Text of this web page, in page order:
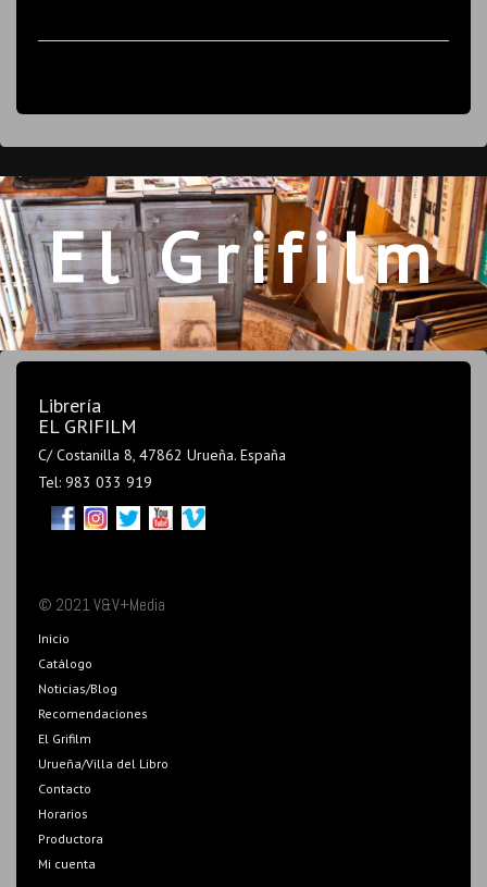
El Grifilm
Librería
EL GRIFILM
C/ Costanilla 8, 47862 Urueña. España
Tel: 983 033 919
© 2021 V&V+Media
Inicio
Catálogo
Noticias/Blog
Recomendaciones
El Grifilm
Urueña/Villa del Libro
Contacto
Horarios
Productora
Mi cuenta